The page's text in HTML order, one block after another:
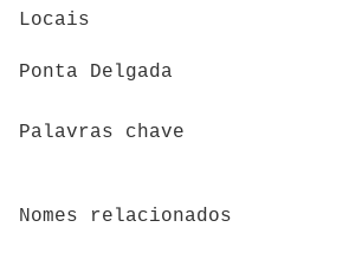
Locais
Ponta Delgada
Palavras chave
Nomes relacionados